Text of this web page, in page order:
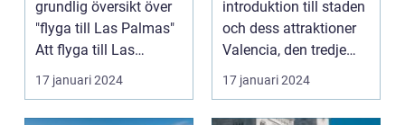
grundlig översikt över
"flyga till Las Palmas"
Att flyga till Las
Palmas, beläget ...
17 januari 2024
introduktion till staden
och dess attraktioner
Valencia, den tredje
största...
17 januari 2024